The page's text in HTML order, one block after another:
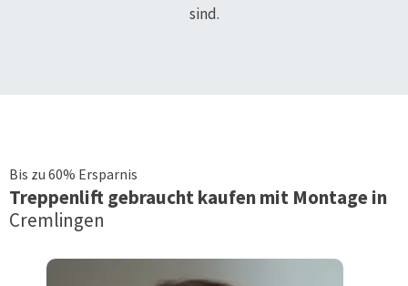
sind.
Bis zu 60% Ersparnis
Treppenliftgebraucht kaufen mit Montage in
Cremlingen